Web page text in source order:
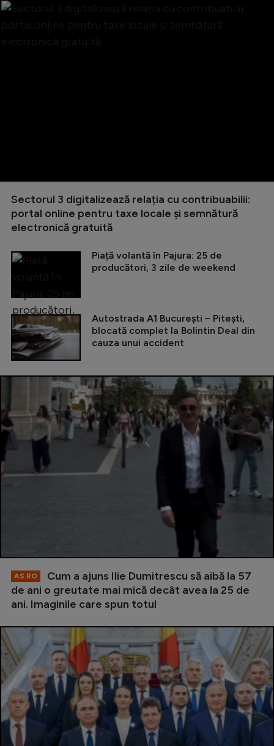
Sectorul 3 digitalizează relația cu contribuabilii:
portal online pentru taxe locale și semnătură
electronică gratuită
Piață volantă în Pajura: 25 de
producători, 3 zile de weekend
Autostrada A1 București – Pitești,
blocată complet la Bolintin Deal din
cauza unui accident
AS.RO
Cum a ajuns Ilie Dumitrescu să aibă la 57
de ani o greutate mai mică decât avea la 25 de
ani. Imaginile care spun totul